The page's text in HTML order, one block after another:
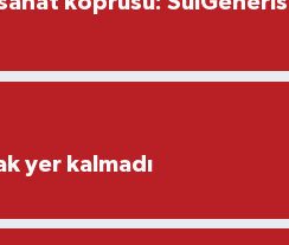
yer kalmadı